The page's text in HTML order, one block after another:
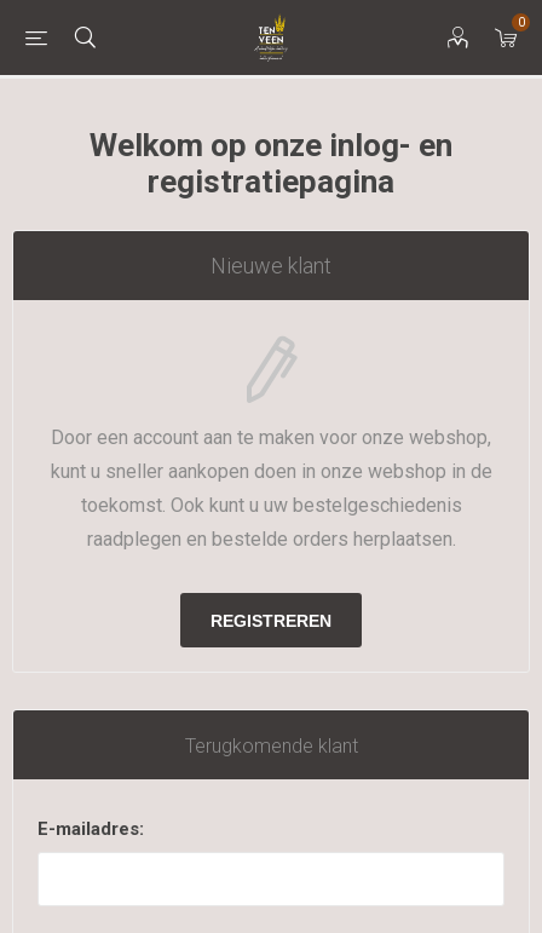
0
Welkom op onze inlog- en
registratiepagina
Nieuwe klant
Door een account aan te maken voor onze webshop,
kunt u sneller aankopen doen in onze webshop in de
toekomst. Ook kunt u uw bestelgeschiedenis
raadplegen en bestelde orders herplaatsen.
Terugkomende klant
E-mailadres: